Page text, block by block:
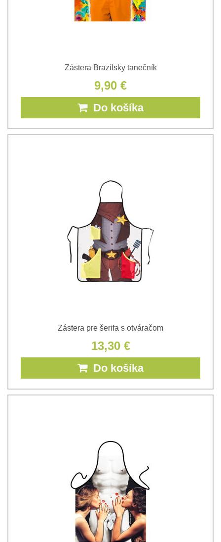
Zástera Brazílsky tanečník
9,90 €
Do košíka
Zástera pre šerifa s otváračom
13,30 €
Do košíka